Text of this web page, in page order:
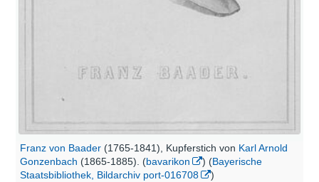
Franz von Baader (1765-1841), Kupferstich von Karl Arnold
Gonzenbach (1865-1885). (bavarikon ) (Bayerische
Staatsbibliothek, Bildarchiv port-016708
)